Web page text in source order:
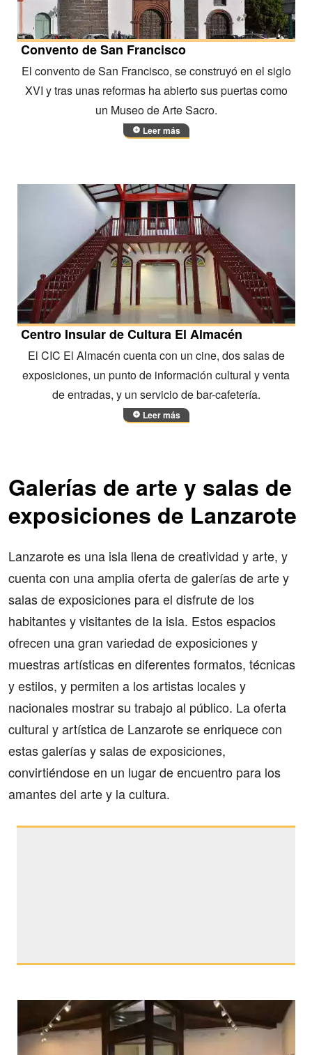
Convento de San Francisco
El convento de San Francisco, se construyó en el siglo
XVI y tras unas reformas ha abierto sus puertas como
un Museo de Arte Sacro.
Leer más
Centro Insular de Cultura El Almacén
El CIC El Almacén cuenta con un cine, dos salas de
exposiciones, un punto de información cultural y venta
de entradas, y un servicio de bar-cafetería.
Leer más
Galerías de arte y salas de
exposiciones de Lanzarote
Lanzarote es una isla llena de creatividad y arte, y
cuenta con una amplia oferta de galerías de arte y
salas de exposiciones para el disfrute de los
habitantes y visitantes de la isla. Estos espacios
ofrecen una gran variedad de exposiciones y
muestras artísticas en diferentes formatos, técnicas
y estilos, y permiten a los artistas locales y
nacionales mostrar su trabajo al público. La oferta
cultural y artística de Lanzarote se enriquece con
estas galerías y salas de exposiciones,
convirtiéndose en un lugar de encuentro para los
amantes del arte y la cultura.